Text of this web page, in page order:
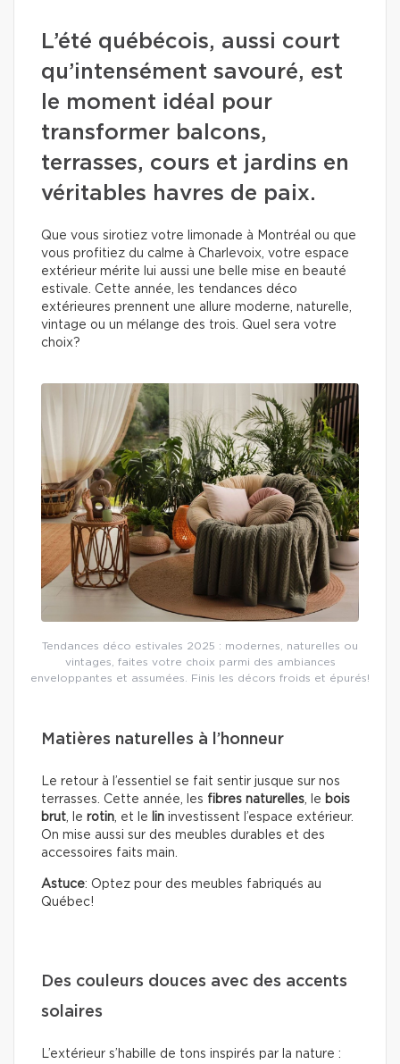
L’été québécois, aussi court
qu’intensément savouré, est
le moment idéal pour
transformer balcons,
terrasses, cours et jardins en
véritables havres de paix.
Que vous sirotiez votre limonade à Montréal ou que
vous profitiez du calme à Charlevoix, votre espace
extérieur mérite lui aussi une belle mise en beauté
estivale. Cette année, les tendances déco
extérieures prennent une allure moderne, naturelle,
vintage ou un mélange des trois. Quel sera votre
choix?
Tendances déco estivales 2025 : modernes, naturelles ou
vintages, faites votre choix parmi des ambiances
enveloppantes et assumées. Finis les décors froids et épurés!
Matières naturelles à l’honneur
Le retour à l’essentiel se fait sentir jusque sur nos
terrasses. Cette année, les fibres naturelles , le bois
brut , le rotin , et le lin investissent l’espace extérieur.
On mise aussi sur des meubles durables et des
accessoires faits main.
Astuce: Optez pour des meubles fabriqués au
Québec!
Des couleurs douces avec des accents
solaires
L’extérieur s’habille de tons inspirés par la nature :